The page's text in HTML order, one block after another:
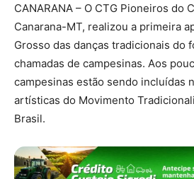
CANARANA – O CTG Pioneiros do
Canarana-MT, realizou a primeira
Grosso das danças tradicionais do
chamadas de campesinas. Aos
campesinas estão sendo incluídas
artísticas do Movimento
Brasil.